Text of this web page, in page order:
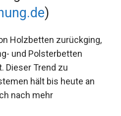
)
Holzbetten zurückging,
und Polsterbetten
Dieser Trend zu
hält bis heute an
nach mehr